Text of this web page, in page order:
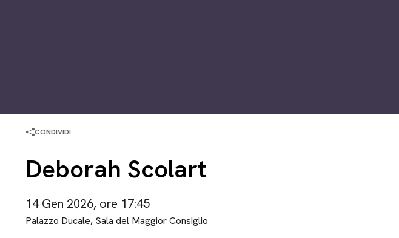
CONDIVIDI
Deborah Scolart
14 Gen 2026, ore 17:45
Palazzo Ducale, Sala del Maggior Consiglio